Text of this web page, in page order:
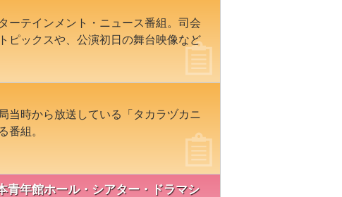
ーテインメント・ニュース番組。司会
ピックスや、公演初日の舞台映像など
当時から放送している「タカラヅカニ
番組。
青年館ホール・シアター・ドラマシ